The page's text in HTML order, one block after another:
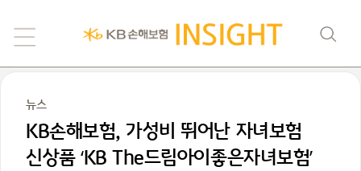
뉴스
KB손해보험, 가성비 뛰어난 자녀보험
신상품 ‘KB The드림아이좋은자녀보험’